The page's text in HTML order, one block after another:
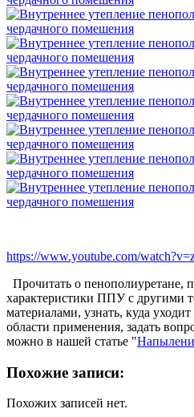
https://www.youtube.com/
Прочитать о пенополиуретане,
характеристики ППУ с другими
материалами, узнать, куда
области применения, задать
можно в нашей статье "
Похожие записи:
Похожих записей нет.